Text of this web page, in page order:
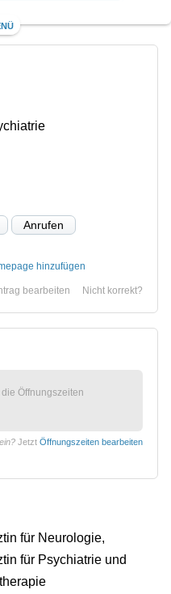
Anrufen
hinzufügen
Nicht korrekt?
bearbeiten
Öffnungszeiten
Jetzt Öffnungszeiten bearbeiten
für Neurologie,
für Psychiatrie und